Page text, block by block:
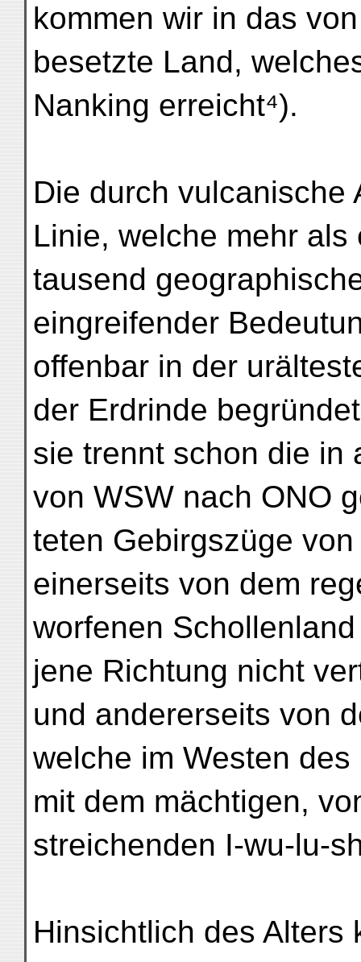
kommen wir in das
besetzte Land,
Nanking erreicht⁴).
Die durch vulcanische
Linie, welche mehr als
tausend
eingreifender
offenbar in der
der Erdrinde
sie trennt schon die in
von WSW nach ONO
teten Gebirgszüge
einerseits von dem
worfenen
jene Richtung nicht
und andererseits von
welche im Westen
mit dem mächtigen,
streichenden I-wu-lu-
Hinsichtlich des Alters